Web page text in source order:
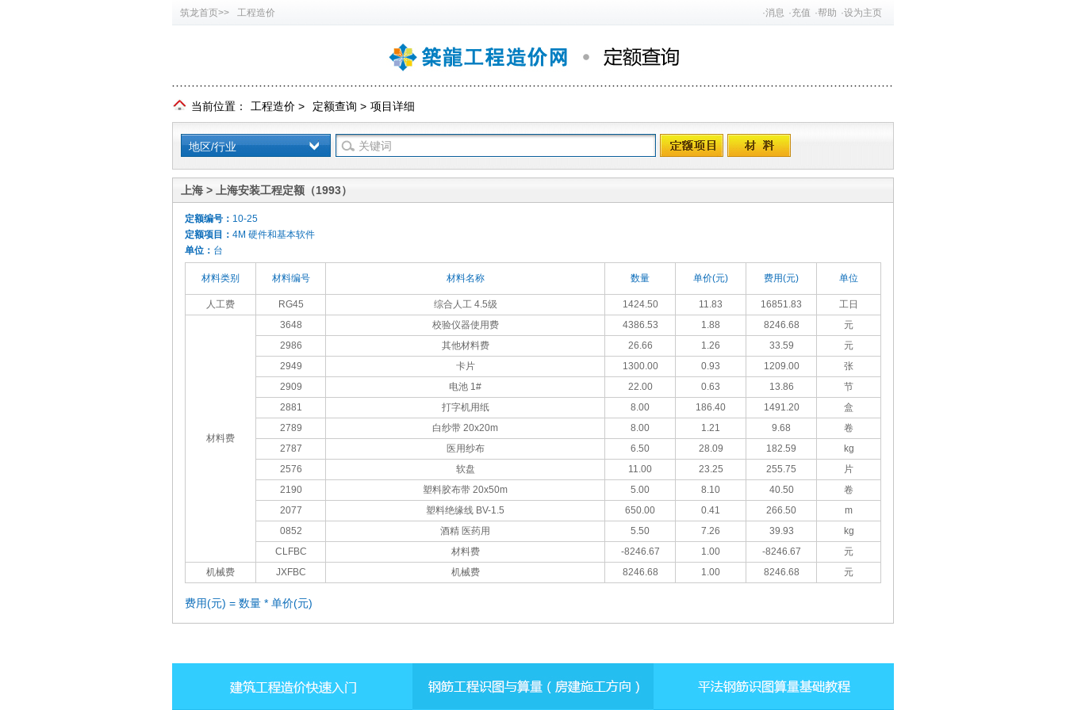
筑龙首页>> 工程造价 ·消息 ·充值 ·帮助 ·设为主页
当前位置： 工程造价 > 定额查询 > 项目详细
地区/行业
上海 > 上海安装工程定额（1993）
定额编号： 10-25
定额项目： 4M 硬件和基本软件
单位： 台
材料类别 材料编号 材料名称 数量 单价(元) 费用(元) 单位
人工费 RG45 综合人工 4.5级 1424.50 11.83 16851.83 工日
材料费
3648 校验仪器使用费 4386.53 1.88 8246.68
元
2986
其他材料费 26.66 1.26 33.59
元
2949
卡片 1300.00 0.93 1209.00
张
2909
电池 1# 22.00 0.63 13.86
节
2881
打字机用纸 8.00 186.40 1491.20
盒
2789
白纱带 20x20m 8.00 1.21 9.68
卷
2787
医用纱布 6.50 28.09 182.59
kg
2576
软盘 11.00 23.25 255.75
片
2190
塑料胶布带 20x50m 5.00 8.10 40.50
卷
2077
塑料绝缘线 BV-1.5 650.00 0.41 266.50
m
0852
酒精 医药用 5.50 7.26 39.93
kg
CLFBC
材料费 -8246.67 1.00 -8246.67
元
机械费
JXFBC 机械费 8246.68 1.00 8246.68 元
费用(元) = 数量 * 单价(元)